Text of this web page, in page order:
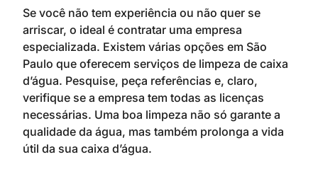
Se você não tem experiência ou não quer se
arriscar, o ideal é contratar uma empresa
especializada. Existem várias opções em São
Paulo que oferecem serviços de limpeza de caixa
d’água. Pesquise, peça referências e, claro,
verifique se a empresa tem todas as licenças
necessárias. Uma boa limpeza não só garante a
qualidade da água, mas também prolonga a vida
útil da sua caixa d’água.